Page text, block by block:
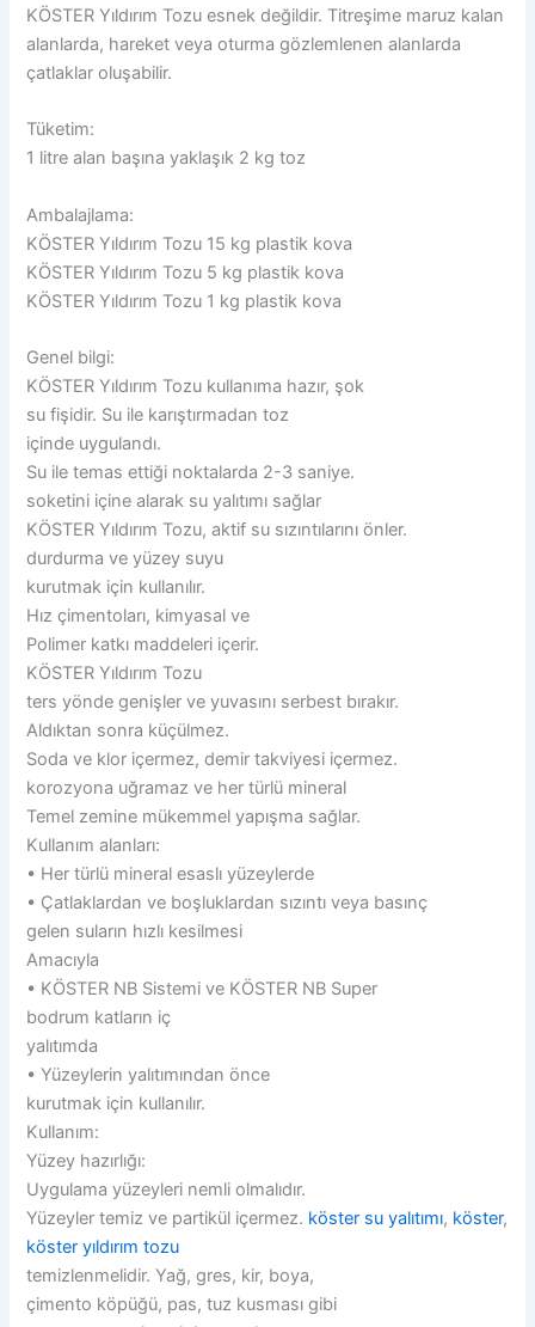
KÖSTER Yıldırım Tozu esnek değildir. Titreşime maruz kalan
alanlarda, hareket veya oturma gözlemlenen alanlarda
çatlaklar oluşabilir.
Tüketim:
1 litre alan başına yaklaşık 2 kg toz
Ambalajlama:
KÖSTER Yıldırım Tozu 15 kg plastik kova
KÖSTER Yıldırım Tozu 5 kg plastik kova
KÖSTER Yıldırım Tozu 1 kg plastik kova
Genel bilgi:
KÖSTER Yıldırım Tozu kullanıma hazır, şok
su fişidir. Su ile karıştırmadan toz
içinde uygulandı.
Su ile temas ettiği noktalarda 2-3 saniye.
soketini içine alarak su yalıtımı sağlar
KÖSTER Yıldırım Tozu, aktif su sızıntılarını önler.
durdurma ve yüzey suyu
kurutmak için kullanılır.
Hız çimentoları, kimyasal ve
Polimer katkı maddeleri içerir.
KÖSTER Yıldırım Tozu
ters yönde genişler ve yuvasını serbest bırakır.
Aldıktan sonra küçülmez.
Soda ve klor içermez, demir takviyesi içermez.
korozyona uğramaz ve her türlü mineral
Temel zemine mükemmel yapışma sağlar.
Kullanım alanları:
• Her türlü mineral esaslı yüzeylerde
• Çatlaklardan ve boşluklardan sızıntı veya basınç
gelen suların hızlı kesilmesi
Amacıyla
• KÖSTER NB Sistemi ve KÖSTER NB Super
bodrum katların iç
yalıtımda
• Yüzeylerin yalıtımından önce
kurutmak için kullanılır.
Kullanım:
Yüzey hazırlığı:
Uygulama yüzeyleri nemli olmalıdır.
Yüzeyler temiz ve partikül içermez. köster su yalıtımı, köster,
köster yıldırım tozu
temizlenmelidir. Yağ, gres, kir, boya,
çimento köpüğü, pas, tuz kusması gibi